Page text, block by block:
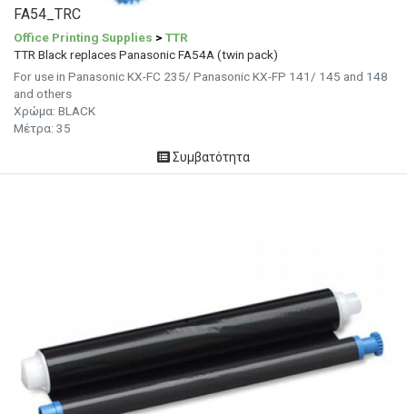
FA54_TRC
Office Printing Supplies > TTR
TTR Black replaces Panasonic FA54A (twin pack)
For use in Panasonic KX-FC 235/ Panasonic KX-FP 141/ 145 and 148
and others
Χρώμα: BLACK
Μέτρα: 35
Συμβατότητα